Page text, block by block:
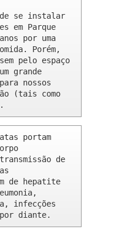
de se instalar
em Parque
por uma
Porém,
pelo espaço
grande
nossos
(tais como
portam
de
de hepatite
infecções
diante.